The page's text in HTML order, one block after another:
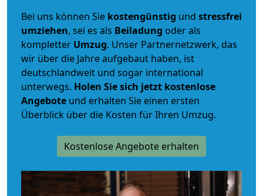
Bei uns können Sie kostengünstig und stressfrei
umziehen, sei es als Beiladung oder als
kompletter Umzug. Unser Partnernetzwerk, das
wir über die Jahre aufgebaut haben, ist
deutschlandweit und sogar international
unterwegs. Holen Sie sich jetzt kostenlose
Angebote und erhalten Sie einen ersten
Überblick über die Kosten für Ihren Umzug.
Kostenlose Angebote erhalten